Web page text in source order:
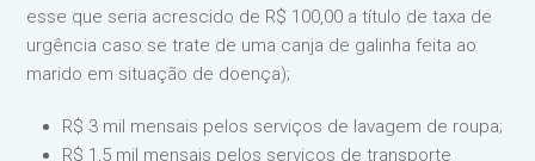
esse que seria acrescido de R$ 100,00 a título de taxa de
urgência caso se trate de uma canja de galinha feita ao
marido em situação de doença);
R$ 3 mil mensais pelos serviços de lavagem de roupa;
R$ 1,5 mil mensais pelos serviços de transporte